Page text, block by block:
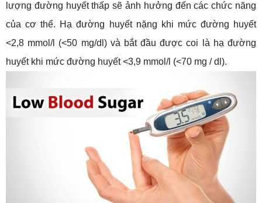
lượng đường huyết thấp sẽ ảnh hưởng đến các chức năng
của cơ thể. Hạ đường huyết nặng khi mức đường huyết
<2,8 mmol/l (<50 mg/dl) và bắt đầu được coi là hạ đường
huyết khi mức đường huyết <3,9 mmol/l (<70 mg / dl).